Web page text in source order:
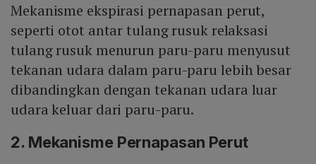
Mekanisme ekspirasi pernapasan perut,
seperti otot antar tulang rusuk relaksasi
tulang rusuk menurun paru-paru menyusut
tekanan udara dalam paru-paru lebih besar
dibandingkan dengan tekanan udara luar
udara keluar dari paru-paru.
2. Mekanisme Pernapasan Perut